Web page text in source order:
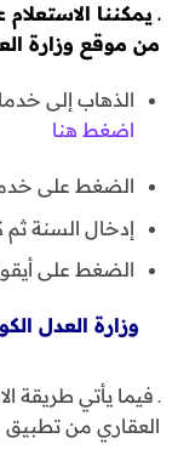
ـ يمكننا
من موقع وزارة
الذهاب إلى
اضغط هنا
الضغط على
إدخال السنة
الضغط على
وزارة العدل
ـ فيما يأتي طريقة
العقاري من تطبيق